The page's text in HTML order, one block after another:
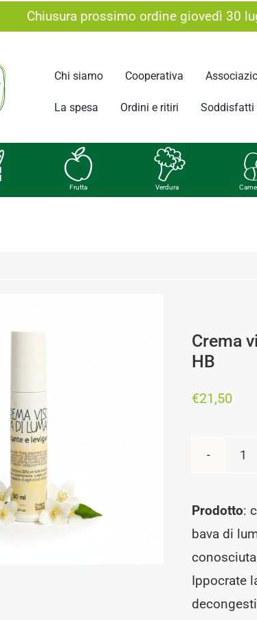
Chiusura prossimo ordine giovedì 30
Chi siamo Cooperativa
La spesa Ordini e ritiri Soddisfatti
Frutta Verdura
Crema
HB
€21,50
di
Prodotto:
bava di
Ippocrate